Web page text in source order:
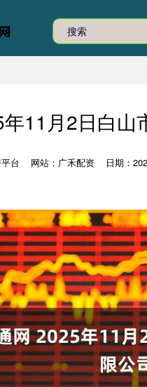
11月2日白山
台 网站：广禾配资 日期：